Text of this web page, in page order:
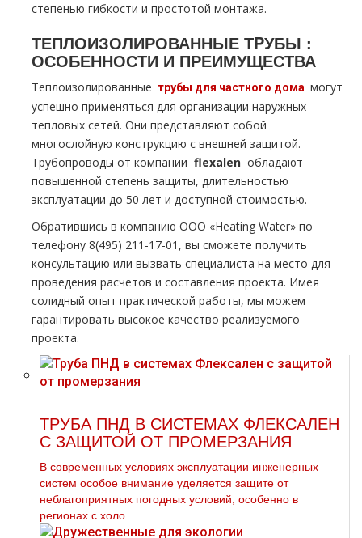
степенью гибкости и простотой мoнтaжа.
ТЕПЛОИЗОЛИРОВАННЫЕ ТPУБЫ :
ОСОБЕННОСТИ И ПРЕИМУЩЕСТВА
Теплоизолированные тpубы для частного дoма могут
успешно применяться для организации наружных
тепловых сетей. Они представляют собой
многослойную конструкцию с внешней защитой.
Трубопроводы от компании flехalеn обладают
повышенной степень защиты, длительностью
эксплуатации до 50 лет и доступной стоимостью.
Обратившись в компанию ООО «Heating Water» по
телефону 8(495) 211-17-01, вы сможете получить
консультацию или вызвать специалиста на место для
проведения расчетов и составления проекта. Имея
солидный опыт практической работы, мы можем
гарантировать высокое качество реализуемого
проекта.
ТРУБА ПНД В СИСТЕМАХ ФЛЕКСАЛЕН
С ЗАЩИТОЙ ОТ ПРОМЕРЗАНИЯ
В современных условиях эксплуатации инженерных
систем особое внимание уделяется защите от
неблагоприятных погодных условий, особенно в
регионах с холо...